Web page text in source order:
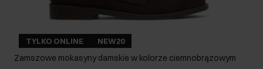
TYLKO ONLINE NEW20
Zamszowe mokasyny damskie w kolorze ciemnobrązowym